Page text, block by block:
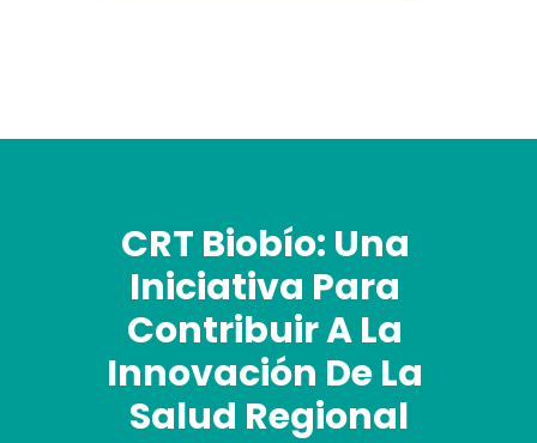
CRT Biobío: Una
Iniciativa Para
Contribuir A La
Innovación De La
Salud Regional